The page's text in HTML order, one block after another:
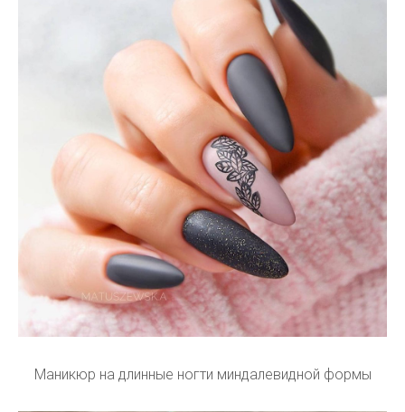
Маникюр на длинные ногти миндалевидной формы